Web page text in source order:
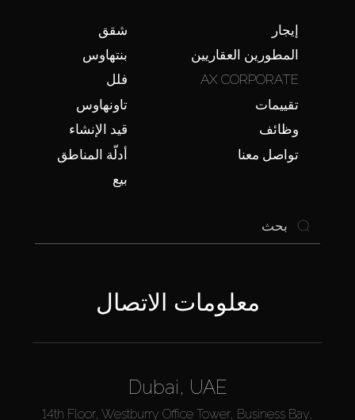
شقق
بنتهاوس
فلل
تاونهاوس
قيد الإنشاء
أدلّة المناطق
بيع
إيجار
المطورين العقاريين
AX CORPORATE
تقييمات
وظائف
تواصل معنا
معلومات الاتصال
Dubai, UAE
14th Floor, Westburry Office Tower, Business Bay,